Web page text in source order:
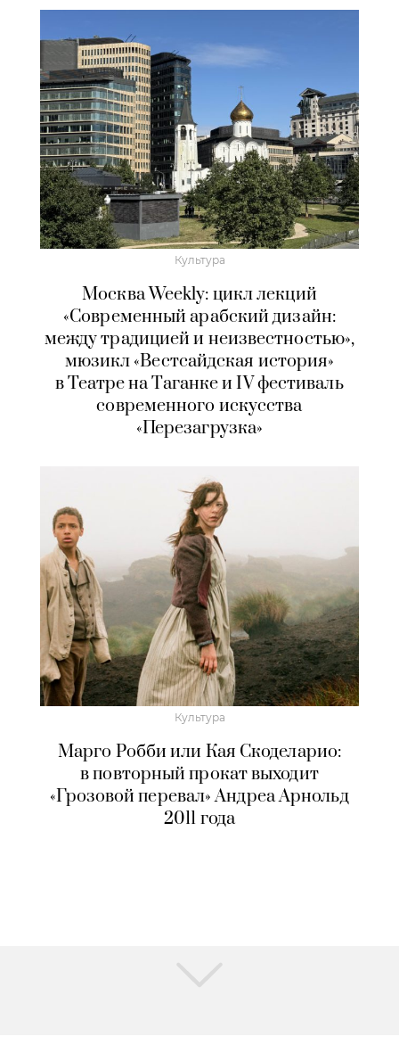
Культура
Москва Weekly: цикл лекций
«Современный арабский дизайн:
между традицией и неизвестностью»,
мюзикл «Вестсайдская история»
в Театре на Таганке и IV фестиваль
современного искусства
«Перезагрузка»
Культура
Марго Робби или Кая Скоделарио:
в повторный прокат выходит
«Грозовой перевал» Андреа Арнольд
2011 года